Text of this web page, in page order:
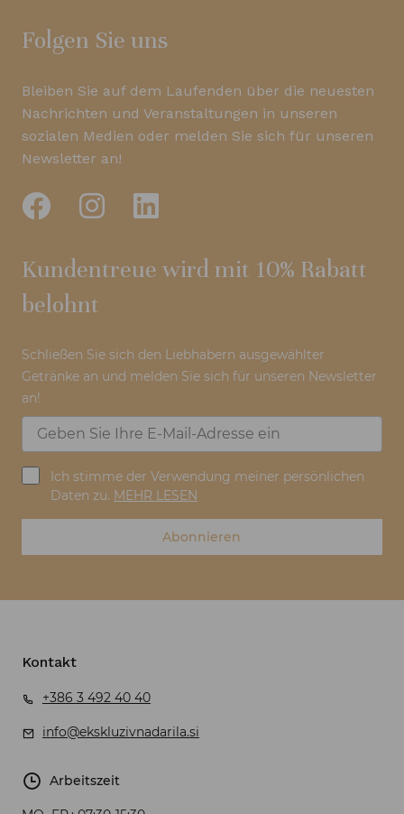
Folgen Sie uns
Bleiben Sie auf dem Laufenden über die neuesten
Nachrichten und Veranstaltungen in unseren
sozialen Medien oder melden Sie sich für unseren
Newsletter an!
Kundentreue wird mit 10% Rabatt
belohnt
Schließen Sie sich den Liebhabern ausgewählter
Getränke an und melden Sie sich für unseren Newsletter
an!
Ich stimme der Verwendung meiner persönlichen
Daten zu. MEHR LESEN
Abonnieren
Kontakt
+386 3 492 40 40
info@ekskluzivnadarila.si
Arbeitszeit